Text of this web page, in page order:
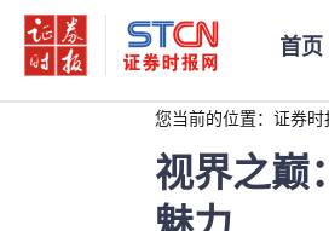
首页
您当前的位置： 证券时
视界之巅